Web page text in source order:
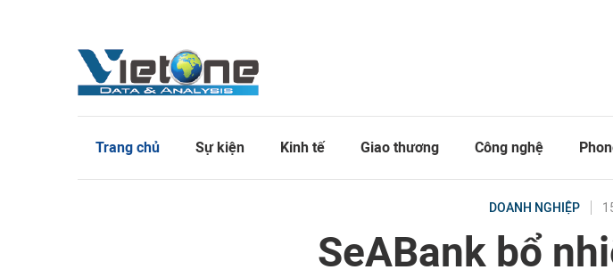
Trang chủ Sự kiện Kinh tế Giao thương Công nghệ
DOANH NGHIỆP
SeABank bổ